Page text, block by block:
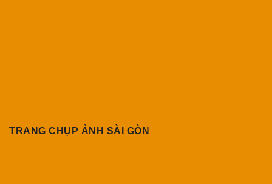
TRANG CHỤP ẢNH SÀI GÒN